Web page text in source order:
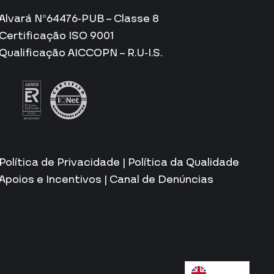
Nº64476-PUB – Classe 8
ISO 9001
AICCOPN – R.U-I.S.
de Privacidade | Política da Qualidade
e Incentivos | Canal de Denúncias